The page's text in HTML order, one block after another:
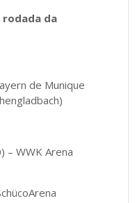
rodada da
de Munique
– WWK Arena